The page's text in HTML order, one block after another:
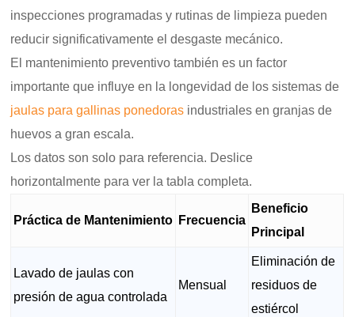
inspecciones programadas y rutinas de limpieza pueden
reducir significativamente el desgaste mecánico.
El mantenimiento preventivo también es un factor
importante que influye en la longevidad de los sistemas de
jaulas para gallinas ponedoras industriales en granjas de
huevos a gran escala.
Los datos son solo para referencia. Deslice
horizontalmente para ver la tabla completa.
Práctica de Mantenimiento Frecuencia
Beneficio
Principal
Lavado de jaulas con
presión de agua controlada
Mensual
Eliminación de
residuos de
estiércol